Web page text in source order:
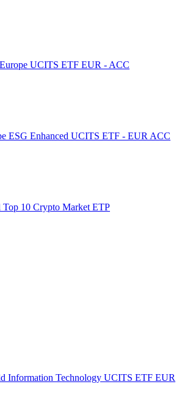
UCITS ETF EUR - ACC
ESG Enhanced UCITS ETF - EUR ACC
Top 10 Crypto Market ETP
Information Technology UCITS ETF EUR